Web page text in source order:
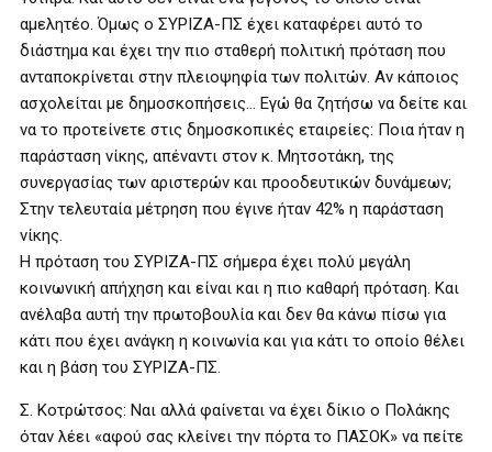
αμελητέο. Όμως ο ΣΥΡΙΖΑ-ΠΣ έχει καταφέρει αυτό το
διάστημα και έχει την πιο σταθερή πολιτική πρόταση που
ανταποκρίνεται στην πλειοψηφία των πολιτών. Αν κάποιος
ασχολείται με δημοσκοπήσεις… Εγώ θα ζητήσω να δείτε και
να το προτείνετε στις δημοσκοπικές εταιρείες: Ποια ήταν η
παράσταση νίκης, απέναντι στον κ. Μητσοτάκη, της
συνεργασίας των αριστερών και προοδευτικών δυνάμεων;
Στην τελευταία μέτρηση που έγινε ήταν 42% η παράσταση
νίκης.
Η πρόταση του ΣΥΡΙΖΑ-ΠΣ σήμερα έχει πολύ μεγάλη
κοινωνική απήχηση και είναι και η πιο καθαρή πρόταση. Και
ανέλαβα αυτή την πρωτοβουλία και δεν θα κάνω πίσω για
κάτι που έχει ανάγκη η κοινωνία και για κάτι το οποίο θέλει
και η βάση του ΣΥΡΙΖΑ-ΠΣ.
Σ. Κοτρώτσος: Ναι αλλά φαίνεται να έχει δίκιο ο Πολάκης
όταν λέει «αφού σας κλείνει την πόρτα το ΠΑΣΟΚ» να πείτε